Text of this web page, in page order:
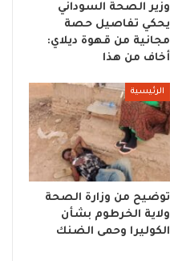
وزير الصحة السوداني
يحكي تفاصيل حصة
مجانية من قهوة ديلاي:
أخاف من هذا
الرئيسية
توضيح من وزارة الصحة
ولاية الخرطوم بشأن
الكوليرا وحمى الضنك